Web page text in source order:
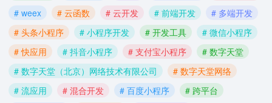
# weex
# 云函数 # 云开发 # 前端开发
# 多端开发
# 头条小程序
# 小程序开发 # 开发工具
# 微信小程序
# 快应用
# 抖音小程序 # 支付宝小程序
# 数字天堂
# 数字天堂（北京）网络技术有限公司
# 数字天堂网络
# 流应用
# 混合开发 # 百度小程序
# 跨平台